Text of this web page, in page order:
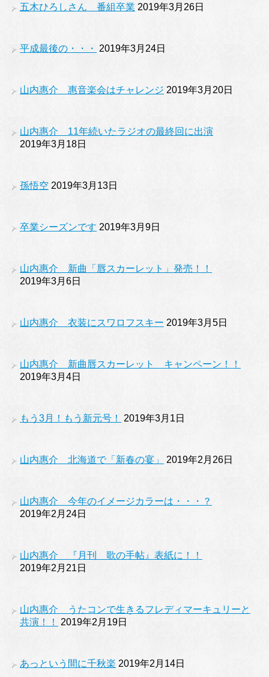
五木ひろしさん 番組卒業 2019年3月26日
平成最後の・・・ 2019年3月24日
山内惠介 惠音楽会はチャレンジ 2019年3月20日
山内惠介 11年続いたラジオの最終回に出演
2019年3月18日
孫悟空 2019年3月13日
卒業シーズンです 2019年3月9日
山内惠介 新曲「唇スカーレット」発売！！
2019年3月6日
山内惠介 衣装にスワロフスキー 2019年3月5日
山内惠介 新曲唇スカーレット キャンペーン！！
2019年3月4日
もう3月！もう新元号！ 2019年3月1日
山内惠介 北海道で「新春の宴」 2019年2月26日
山内惠介 今年のイメージカラーは・・・？
2019年2月24日
山内惠介 『月刊 歌の手帖』表紙に！！
2019年2月21日
山内惠介 うたコンで生きるフレディマーキュリーと
共演！！
2019年2月19日
あっという間に千秋楽 2019年2月14日